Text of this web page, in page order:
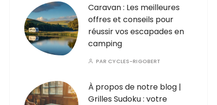
Caravan : Les meilleures
offres et conseils pour
réussir vos escapades en
camping
PAR CYCLES-RIGOBERT
À propos de notre blog |
Grilles Sudoku : votre